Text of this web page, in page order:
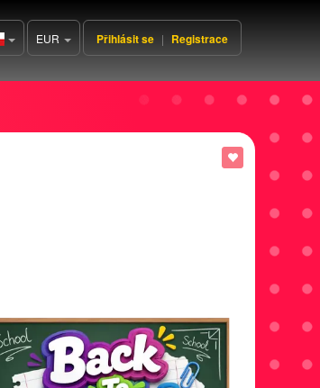
Czech(česká
republika)
EUR Přihlásit se | Registrace